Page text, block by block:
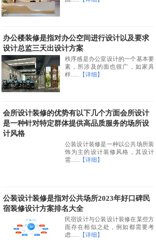
办公楼装修是指对办公空间进行设计以及要求
设计总监三天出设计方案
秩序感是办公室设计的一个基本要
素，所涉及的面也很广，如家具
样...... 【详细】
会所设计装修的优势有以下几个方面会所设计
是一种针对特定群体提供高品质服务的场所设
计风格
公装设计装修是一种以公共场所装
饰为主的设计装修风格，其设计
需...... 【详细】
公装设计装修是指对公共场所2023年好口碑民
宿装修设计方案排名大全
民宿设计与公装设计装修在某些方
面存在相似之处，例如都需要考
虑...... 【详细】